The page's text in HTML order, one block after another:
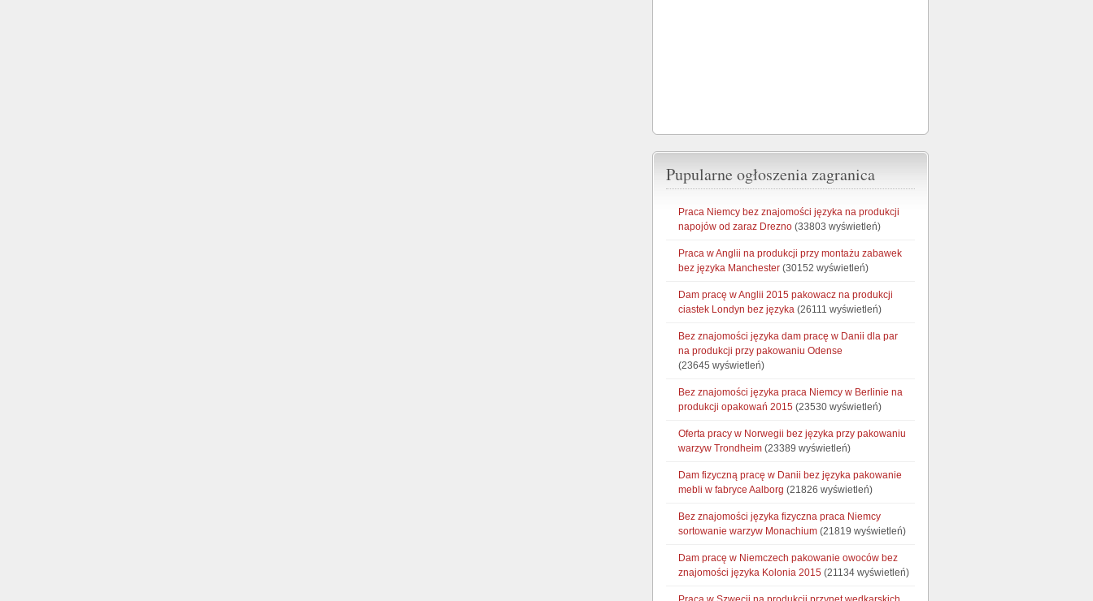
Pupularne ogłoszenia zagranica
Praca Niemcy bez znajomości języka na produkcji
napojów od zaraz Drezno (33803 wyświetleń)
Praca w Anglii na produkcji przy montażu zabawek
bez języka Manchester (30152 wyświetleń)
Dam pracę w Anglii 2015 pakowacz na produkcji
ciastek Londyn bez języka (26111 wyświetleń)
Bez znajomości języka dam pracę w Danii dla par
na produkcji przy pakowaniu Odense
(23645 wyświetleń)
Bez znajomości języka praca Niemcy w Berlinie na
produkcji opakowań 2015 (23530 wyświetleń)
Oferta pracy w Norwegii bez języka przy pakowaniu
warzyw Trondheim (23389 wyświetleń)
Dam fizyczną pracę w Danii bez języka pakowanie
mebli w fabryce Aalborg (21826 wyświetleń)
Bez znajomości języka fizyczna praca Niemcy
sortowanie warzyw Monachium (21819 wyświetleń)
Dam pracę w Niemczech pakowanie owoców bez
znajomości języka Kolonia 2015 (21134 wyświetleń)